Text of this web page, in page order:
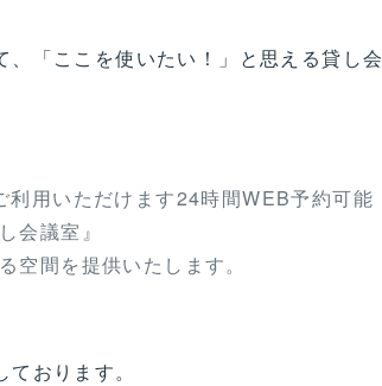
「ここを使いたい！」と思える貸し会
用いただけます24時間WEB予約可能
会議室』
空間を提供いたします。
おります。